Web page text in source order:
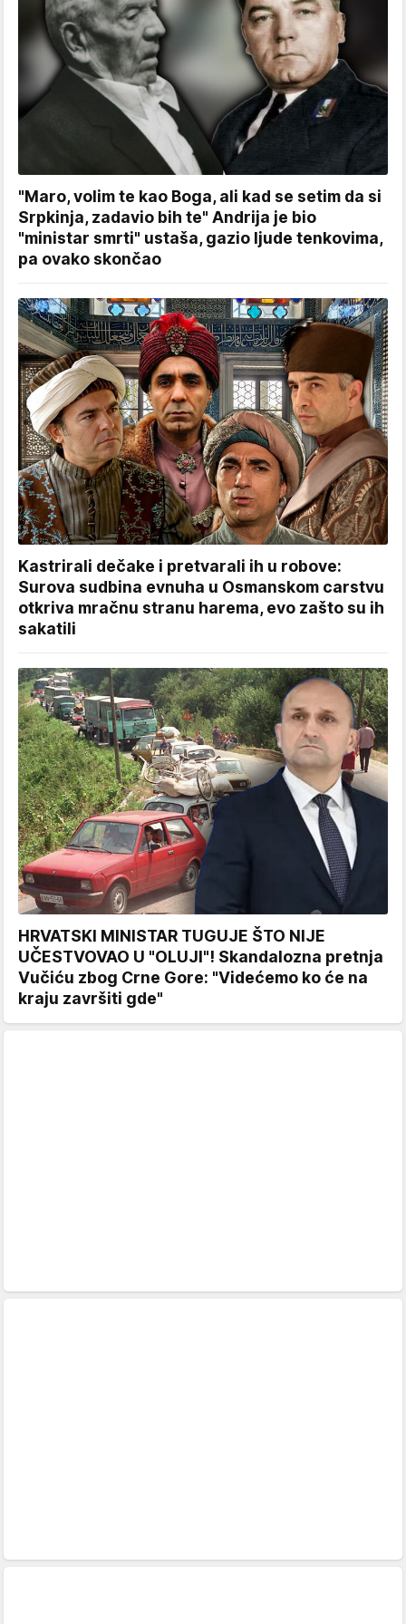
"Maro, volim te kao Boga, ali kad se setim da si
Srpkinja, zadavio bih te" Andrija je bio
"ministar smrti" ustaša, gazio ljude tenkovima,
pa ovako skončao
Kastrirali dečake i pretvarali ih u robove:
Surova sudbina evnuha u Osmanskom carstvu
otkriva mračnu stranu harema, evo zašto su ih
sakatili
HRVATSKI MINISTAR TUGUJE ŠTO NIJE
UČESTVOVAO U "OLUJI"! Skandalozna pretnja
Vučiću zbog Crne Gore: "Videćemo ko će na
kraju završiti gde"